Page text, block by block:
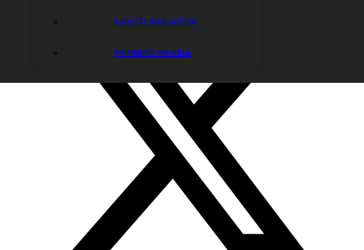
SKROTFRAG ARENA
SPINNING WHEELS